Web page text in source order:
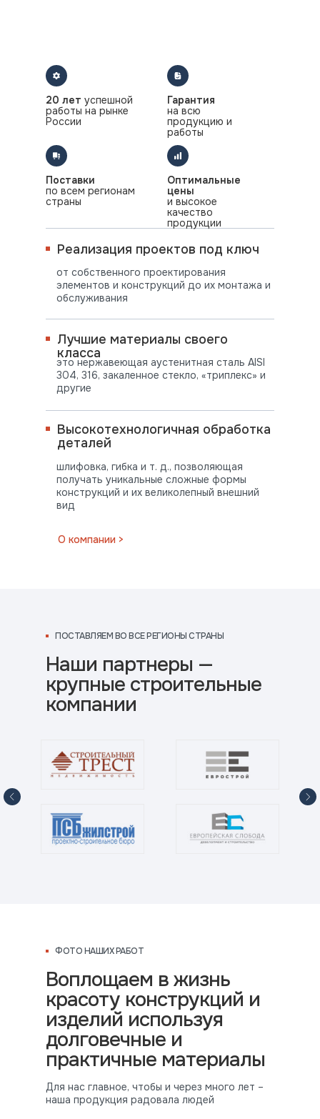
это нержавеющая аустенитная сталь AISI
304, 316, закаленное стекло, «триплекс» и
другие
шлифовка, гибка и т. д., позволяющая
получать уникальные сложные формы
конструкций и их великолепный внешний
вид
О компании >
от собственного проектирования
элементов и конструкций до их монтажа и
обслуживания
Лучшие материалы своего
класса
Высокотехнологичная обработка
деталей
Реализация проектов под ключ
20 лет успешной
работы на рынке
России
Гарантия
на всю
продукцию и
работы
Оптимальные
цены
и высокое
качество
продукции
Поставки
по всем регионам
страны
Наши партнеры —
крупные строительные
компании
ВО ВСЕ РЕГИОНЫ СТРАНЫ
ПОСТАВЛЯЕМ ВО ВСЕ РЕГИОНЫ СТРАНЫ
Для нас главное, чтобы и через много лет –
наша продукция радовала людей
Воплощаем в жизнь
красоту конструкций и
изделий используя
долговечные и
практичные материалы
ФОТО НАШИХ РАБОТ